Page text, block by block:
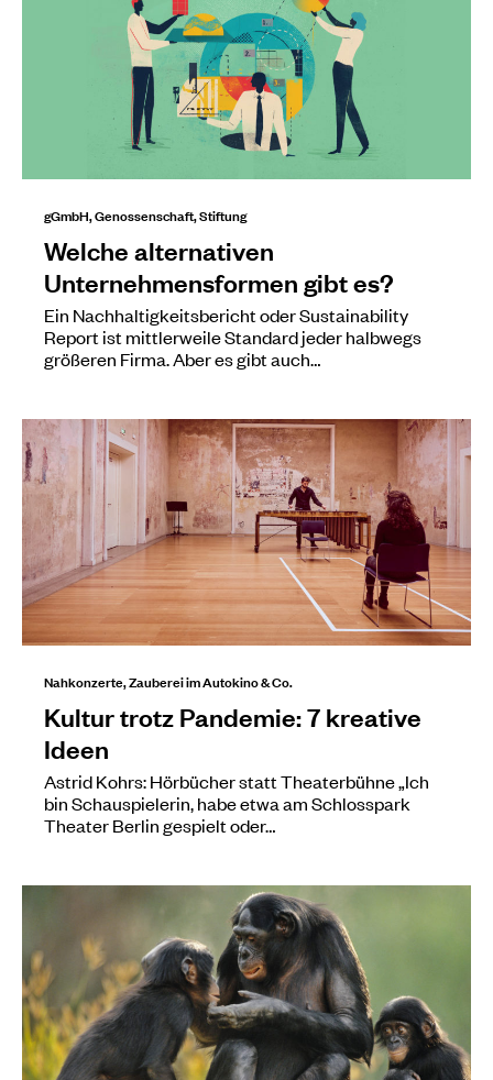
gGmbH, Genossenschaft, Stiftung
Welche alternativen
Unternehmensformen gibt es?
Ein Nachhaltigkeitsbericht oder Sustainability
Report ist mittlerweile Standard jeder halbwegs
größeren Firma. Aber es gibt auch…
Nahkonzerte, Zauberei im Autokino & Co.
Kultur trotz Pandemie: 7 kreative
Ideen
Astrid Kohrs: Hörbücher statt Theaterbühne „Ich
bin Schauspielerin, habe etwa am Schlosspark
Theater Berlin gespielt oder…